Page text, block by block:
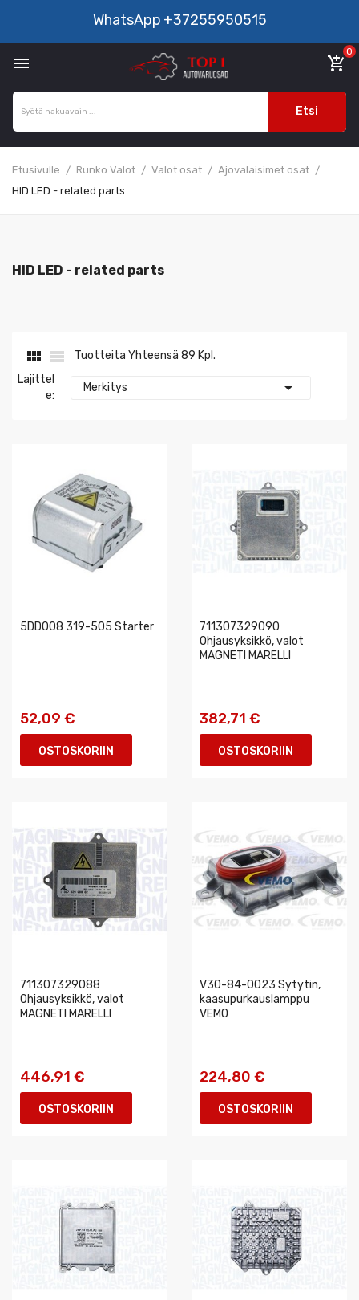
WhatsApp +37255950515
 add_shopping_cart
0
Etsi
Etusivulle Runko Valot Valot osat
Ajovalaisimet osat
HID LED - related parts
HID LED - related parts
 
Tuotteita Yhteensä 89 Kpl.
Lajittel
E:
Merkitys 
5DD008 319-505 Starter
52,09 €
OSTOSKORIIN
711307329090
Ohjausyksikkö, valot
MAGNETI MARELLI
382,71 €
OSTOSKORIIN
711307329088
Ohjausyksikkö, valot
MAGNETI MARELLI
446,91 €
OSTOSKORIIN
V30-84-0023 Sytytin,
kaasupurkauslamppu
VEMO
224,80 €
OSTOSKORIIN